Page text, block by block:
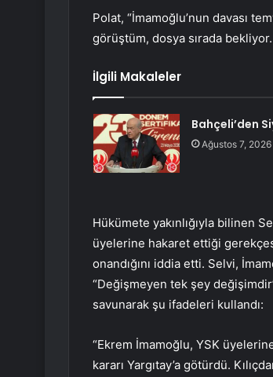
Polat, “İmamoğlu’nun davası
görüştüm, dosya sırada
İlgili Makaleler
Bahçeli’den
Ağustos 7, 2026
Hükümete yakınlığıyla bilinen
üyelerine hakaret ettiği
onandığını iddia etti. Selvi,
“Değişmeyen tek şey değişimdir”
savunarak şu ifadeleri kullandı:
“Ekrem İmamoğlu, YSK
kararı Yargıtay’a götürdü.